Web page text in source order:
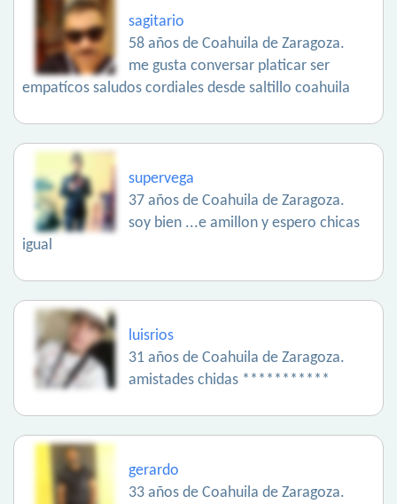
sagitario
58 años de Coahuila de Zaragoza.
me gusta conversar platicar ser
empatícos saludos cordiales desde saltillo coahuila
supervega
37 años de Coahuila de Zaragoza.
soy bien ...e amillon y espero chicas
igual
luisrios
31 años de Coahuila de Zaragoza.
amistades chidas ***********
gerardo
33 años de Coahuila de Zaragoza.